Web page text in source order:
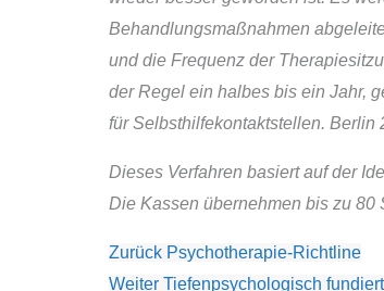
Behandlungsmaßnahmen
und die Frequenz der
der Regel ein halbes bis ein Jahr,
für Selbsthilfekontaktstellen. Berlin
Dieses Verfahren basiert auf der
Die Kassen übernehmen bis zu 80
Zurück Psychotherapie-Richtline
Weiter Tiefenpsychologisch